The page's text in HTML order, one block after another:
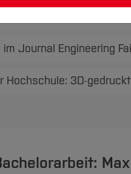
für KMU –
Journal Engineering
Hochschule: 3D-